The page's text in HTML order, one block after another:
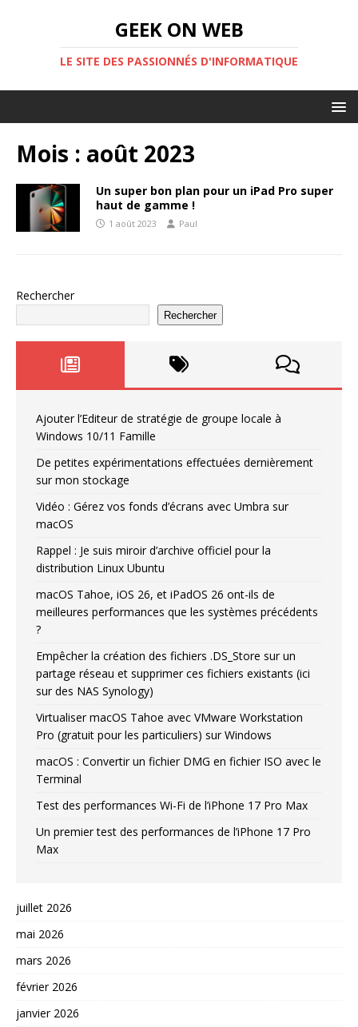
GEEK ON WEB
LE SITE DES PASSIONNÉS D'INFORMATIQUE
Mois : août 2023
Un super bon plan pour un iPad Pro super
haut de gamme !
1 août 2023 Paul
Rechercher
Rechercher
Ajouter l’Editeur de stratégie de groupe locale à
Windows 10/11 Famille
De petites expérimentations effectuées dernièrement
sur mon stockage
Vidéo : Gérez vos fonds d’écrans avec Umbra sur
macOS
Rappel : Je suis miroir d’archive officiel pour la
distribution Linux Ubuntu
macOS Tahoe, iOS 26, et iPadOS 26 ont-ils de
meilleures performances que les systèmes précédents
?
Empêcher la création des fichiers .DS_Store sur un
partage réseau et supprimer ces fichiers existants (ici
sur des NAS Synology)
Virtualiser macOS Tahoe avec VMware Workstation
Pro (gratuit pour les particuliers) sur Windows
macOS : Convertir un fichier DMG en fichier ISO avec le
Terminal
Test des performances Wi-Fi de l’iPhone 17 Pro Max
Un premier test des performances de l’iPhone 17 Pro
Max
juillet 2026
mai 2026
mars 2026
février 2026
janvier 2026